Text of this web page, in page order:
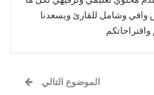
وشامل للقارئ ويسعدنا
واقتراحاتكم
الموضوع التالي